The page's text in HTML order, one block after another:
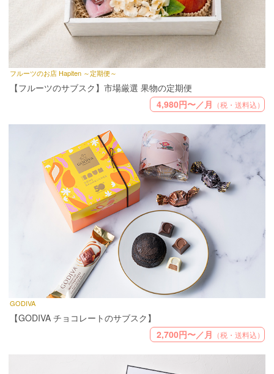
フルーツのお店 Hapiten ～定期便～
【フルーツのサブスク】市場厳選 果物の定期便
4,980円〜／月 （税・送料込）
GODIVA
【GODIVA チョコレートのサブスク】
2,700円〜／月 （税・送料込）